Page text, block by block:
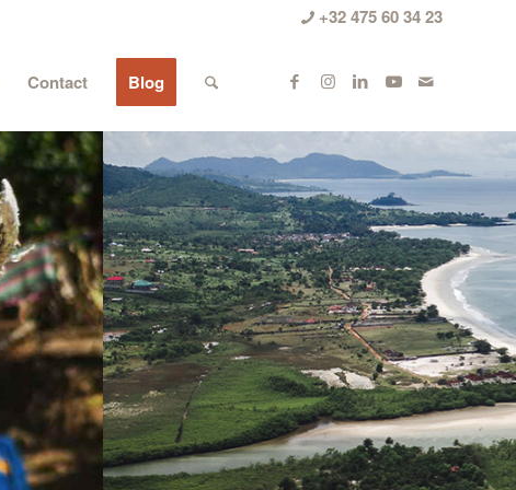
+32 475 60 34 23
Contact Blog